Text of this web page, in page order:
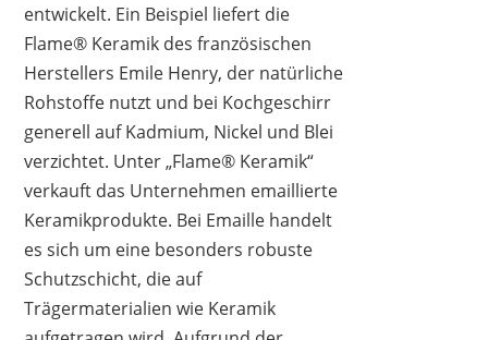
entwickelt. Ein Beispiel liefert die
Flame® Keramik des französischen
Herstellers Emile Henry, der natürliche
Rohstoffe nutzt und bei Kochgeschirr
generell auf Kadmium, Nickel und Blei
verzichtet. Unter „Flame® Keramik“
verkauft das Unternehmen emaillierte
Keramikprodukte. Bei Emaille handelt
es sich um eine besonders robuste
Schutzschicht, die auf
Trägermaterialien wie Keramik